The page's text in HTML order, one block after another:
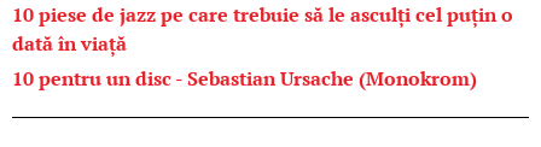
10 piese de jazz pe care trebuie să le asculți cel puțin o
dată în viață
10 pentru un disc - Sebastian Ursache (Monokrom)